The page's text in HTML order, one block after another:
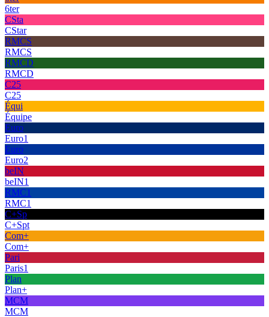
6ter
CSta
CStar
RMCS
RMCS
RMCD
RMCD
C25
C25
Équi
Équipe
Euro
Euro1
Euro
Euro2
beIN
beIN1
RMC1
RMC1
C+Sp
C+Spt
Com+
Com+
Pari
Paris1
Plan
Plan+
MCM
MCM